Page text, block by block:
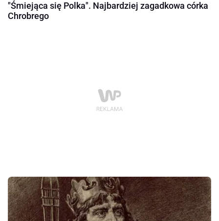
"Śmiejąca się Polka". Najbardziej zagadkowa córka
Chrobrego